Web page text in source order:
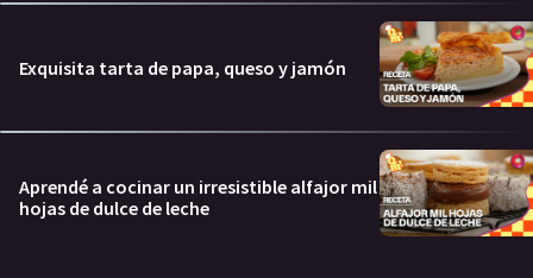
Exquisita tarta de papa, queso y jamón
Aprendé a cocinar un irresistible alfajor mil
hojas de dulce de leche